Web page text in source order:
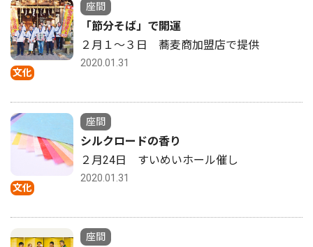
文化
座間
「節分そば」で開運
２月１〜３日 蕎麦商加盟店で提供
2020.01.31
文化
座間
シルクロードの香り
２月24日 すいめいホール催し
2020.01.31
座間